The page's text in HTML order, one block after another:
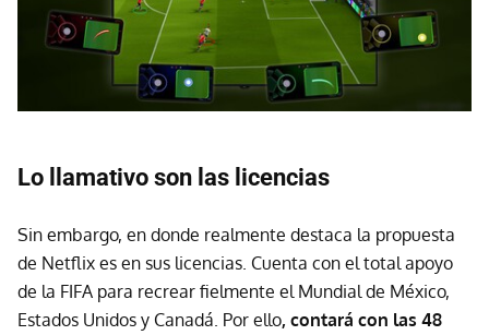
Lo llamativo son las licencias
Sin embargo, en donde realmente destaca la propuesta
de Netflix es en sus licencias. Cuenta con el total apoyo
de la FIFA para recrear fielmente el Mundial de México,
Estados Unidos y Canadá. Por ello, contará con las 48